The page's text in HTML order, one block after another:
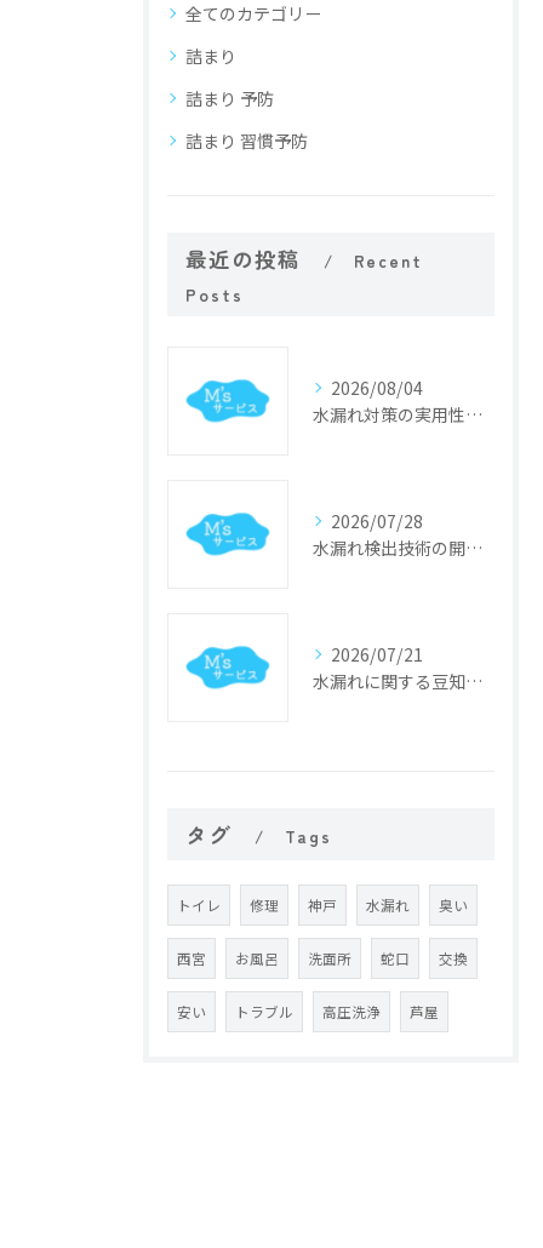
全てのカテゴリー
詰まり
詰まり 予防
詰まり 習慣予防
最近の投稿
Recent
Posts
2026/08/04
水漏れ対策の実用性試験で早期発見と原因特定を実現する具体的な検証手順ガイド
2026/07/28
水漏れ検出技術の開発で実現する兵庫県神戸市の最先端インフラDX事例
2026/07/21
水漏れに関する豆知識で日々のトラブル予防と応急対処のコツを分かりやすく解説
タグ Tags
トイレ 修理 神戸 水漏れ 臭い
西宮 お風呂 洗面所 蛇口 交換
安い トラブル 高圧洗浄 芦屋